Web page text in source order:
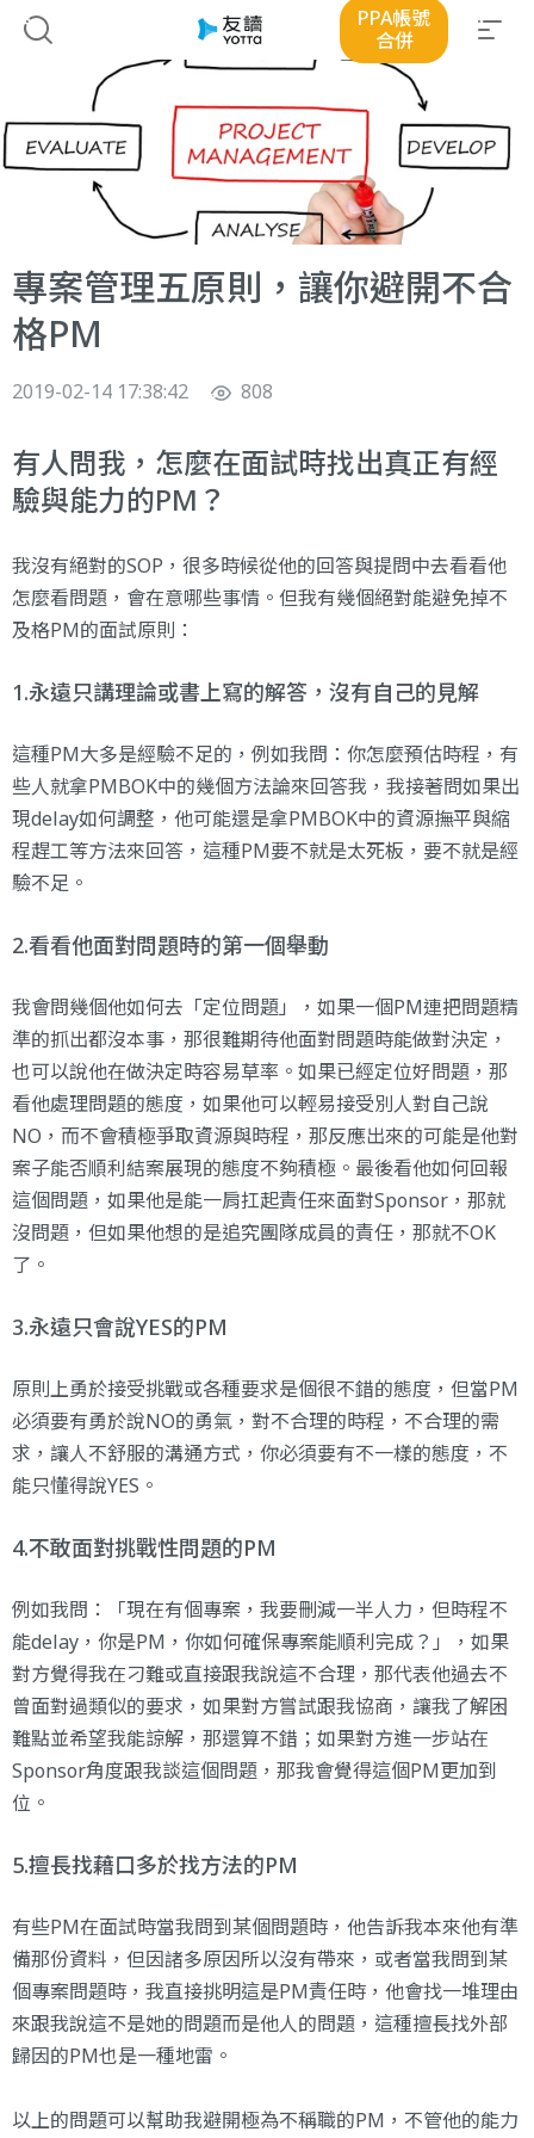
PPA帳號
合併
專案管理五原則，讓你避開不合
格PM
2019-02-14 17:38:42 808
有人問我，怎麼在面試時找出真正有經
驗與能力的PM？
我沒有絕對的SOP，很多時候從他的回答與提問中去看看他
怎麼看問題，會在意哪些事情。但我有幾個絕對能避免掉不
及格PM的面試原則：
1.永遠只講理論或書上寫的解答，沒有自己的見解
這種PM大多是經驗不足的，例如我問：你怎麼預估時程，有
些人就拿PMBOK中的幾個方法論來回答我，我接著問如果出
現delay如何調整，他可能還是拿PMBOK中的資源撫平與縮
程趕工等方法來回答，這種PM要不就是太死板，要不就是經
驗不足。
2.看看他面對問題時的第一個舉動
我會問幾個他如何去「定位問題」，如果一個PM連把問題精
準的抓出都沒本事，那很難期待他面對問題時能做對決定，
也可以說他在做決定時容易草率。如果已經定位好問題，那
看他處理問題的態度，如果他可以輕易接受別人對自己說
NO，而不會積極爭取資源與時程，那反應出來的可能是他對
案子能否順利結案展現的態度不夠積極。最後看他如何回報
這個問題，如果他是能一肩扛起責任來面對Sponsor，那就
沒問題，但如果他想的是追究團隊成員的責任，那就不OK
了。
3.永遠只會說YES的PM
原則上勇於接受挑戰或各種要求是個很不錯的態度，但當PM
必須要有勇於說NO的勇氣，對不合理的時程，不合理的需
求，讓人不舒服的溝通方式，你必須要有不一樣的態度，不
能只懂得說YES。
4.不敢面對挑戰性問題的PM
例如我問：「現在有個專案，我要刪減一半人力，但時程不
能delay，你是PM，你如何確保專案能順利完成？」，如果
對方覺得我在刁難或直接跟我說這不合理，那代表他過去不
曾面對過類似的要求，如果對方嘗試跟我協商，讓我了解困
難點並希望我能諒解，那還算不錯；如果對方進一步站在
Sponsor角度跟我談這個問題，那我會覺得這個PM更加到
位。
5.擅長找藉口多於找方法的PM
有些PM在面試時當我問到某個問題時，他告訴我本來他有準
備那份資料，但因諸多原因所以沒有帶來，或者當我問到某
個專案問題時，我直接挑明這是PM責任時，他會找一堆理由
來跟我說這不是她的問題而是他人的問題，這種擅長找外部
歸因的PM也是一種地雷。
以上的問題可以幫助我避開極為不稱職的PM，不管他的能力